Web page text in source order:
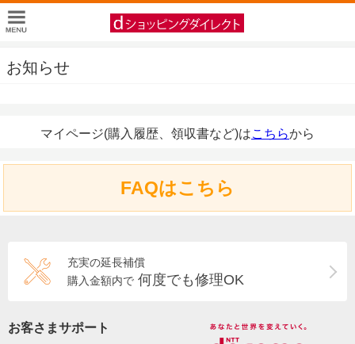
お知らせ
マイページ(購入履歴、領収書など)はこちらから
FAQはこちら
充実の延長補償
購入金額内で 何度でも修理OK
お客さまサポート